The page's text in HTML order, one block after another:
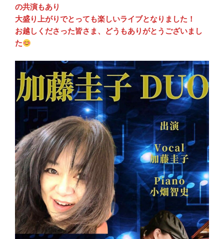
の共演もあり
大盛り上がりでとっても楽しいライブとなりました！
お越しくださった皆さま、どうもありがとうございまし
た